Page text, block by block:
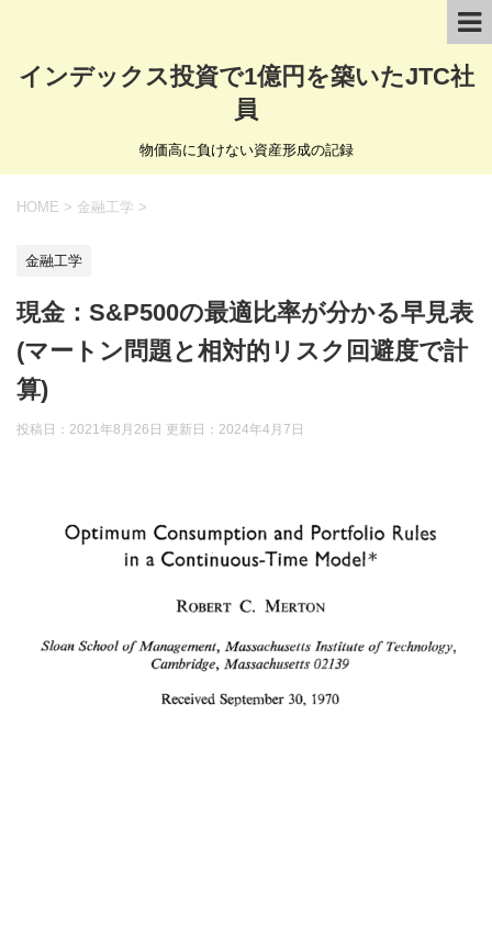
インデックス投資で1億円を築いたJTC社
員
物価高に負けない資産形成の記録
HOME > 金融工学 >
金融工学
現金：S&P500の最適比率が分かる早見表
(マートン問題と相対的リスク回避度で計
算)
投稿日：2021年8月26日 更新日： 2024年4月7日